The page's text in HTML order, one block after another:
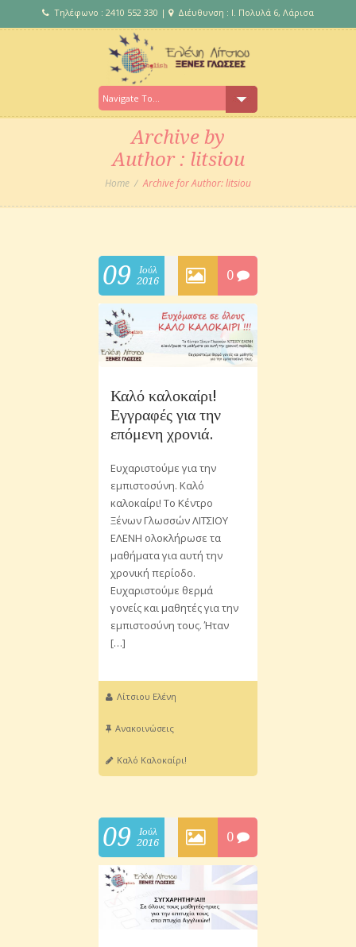
Τηλέφωνο : 2410 552 330 | Διέυθυνση : Ι. Πολυλά 6, Λάρισα
Archive by
Author : litsiou
Home Archive for Author: litsiou
09
Ιούλ
2016
0
Καλό καλοκαίρι!
Εγγραφές για την
επόμενη χρονιά.
Ευχαριστούμε για την
εμπιστοσύνη. Καλό
καλοκαίρι! Το Κέντρο
Ξένων Γλωσσών ΛΙΤΣΙΟΥ
ΕΛΕΝΗ ολοκλήρωσε τα
μαθήματα για αυτή την
χρονική περίοδο.
Ευχαριστούμε θερμά
γονείς και μαθητές για την
εμπιστοσύνη τους. Ήταν
[…]
Λίτσιου Ελένη
Ανακοινώσεις
Καλό Καλοκαίρι!
09
Ιούλ
2016
0